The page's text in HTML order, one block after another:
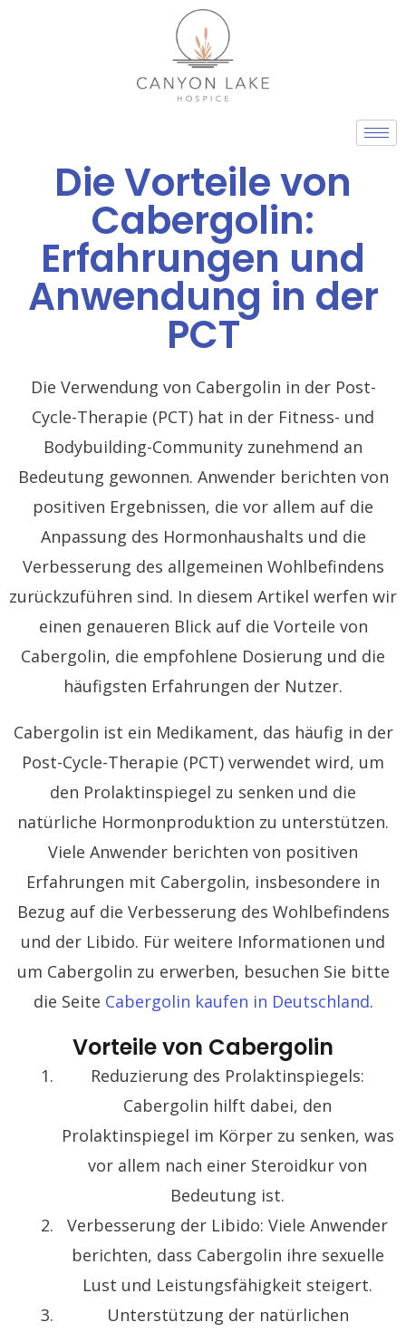
Die Vorteile von
Cabergolin:
Erfahrungen und
Anwendung in der
PCT
Die Verwendung von Cabergolin in der Post-
Cycle-Therapie (PCT) hat in der Fitness- und
Bodybuilding-Community zunehmend an
Bedeutung gewonnen. Anwender berichten von
positiven Ergebnissen, die vor allem auf die
Anpassung des Hormonhaushalts und die
Verbesserung des allgemeinen Wohlbefindens
zurückzuführen sind. In diesem Artikel werfen wir
einen genaueren Blick auf die Vorteile von
Cabergolin, die empfohlene Dosierung und die
häufigsten Erfahrungen der Nutzer.
Cabergolin ist ein Medikament, das häufig in der
Post-Cycle-Therapie (PCT) verwendet wird, um
den Prolaktinspiegel zu senken und die
natürliche Hormonproduktion zu unterstützen.
Viele Anwender berichten von positiven
Erfahrungen mit Cabergolin, insbesondere in
Bezug auf die Verbesserung des Wohlbefindens
und der Libido. Für weitere Informationen und
um Cabergolin zu erwerben, besuchen Sie bitte
die Seite Cabergolin kaufen in Deutschland.
Vorteile von Cabergolin
Reduzierung des Prolaktinspiegels:
Cabergolin hilft dabei, den
Prolaktinspiegel im Körper zu senken, was
vor allem nach einer Steroidkur von
Bedeutung ist.
Verbesserung der Libido: Viele Anwender
berichten, dass Cabergolin ihre sexuelle
Lust und Leistungsfähigkeit steigert.
Unterstützung der natürlichen